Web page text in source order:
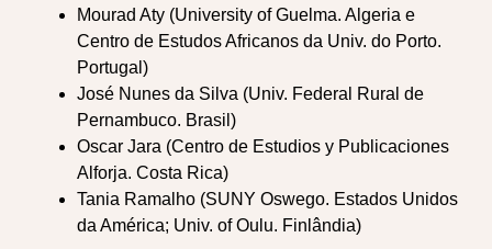
Mourad Aty (University of Guelma. Algeria e
Centro de Estudos Africanos da Univ. do Porto.
Portugal)
José Nunes da Silva (Univ. Federal Rural de
Pernambuco. Brasil)
Oscar Jara (Centro de Estudios y Publicaciones
Alforja. Costa Rica)
Tania Ramalho (SUNY Oswego. Estados Unidos
da América; Univ. of Oulu. Finlândia)